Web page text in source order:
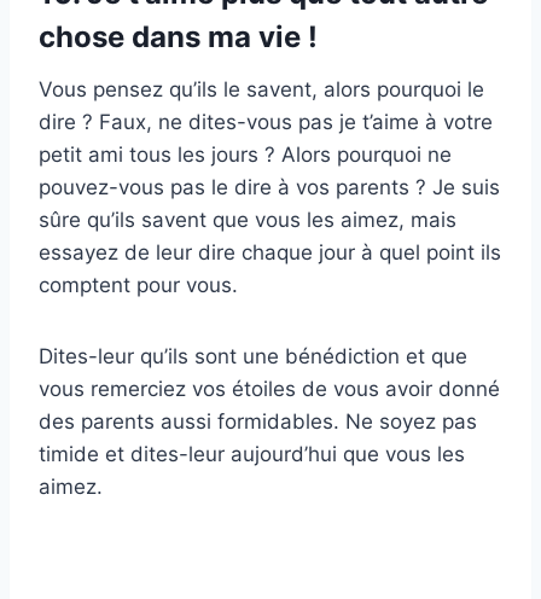
chose dans ma vie !
Vous pensez qu’ils le savent, alors pourquoi le
dire ? Faux, ne dites-vous pas je t’aime à votre
petit ami tous les jours ? Alors pourquoi ne
pouvez-vous pas le dire à vos parents ? Je suis
sûre qu’ils savent que vous les aimez, mais
essayez de leur dire chaque jour à quel point ils
comptent pour vous.
Dites-leur qu’ils sont une bénédiction et que
vous remerciez vos étoiles de vous avoir donné
des parents aussi formidables. Ne soyez pas
timide et dites-leur aujourd’hui que vous les
aimez.